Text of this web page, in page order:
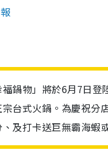
鍋物」將於6月7日
台式火鍋。為慶祝
及打卡送巨無霸海蝦